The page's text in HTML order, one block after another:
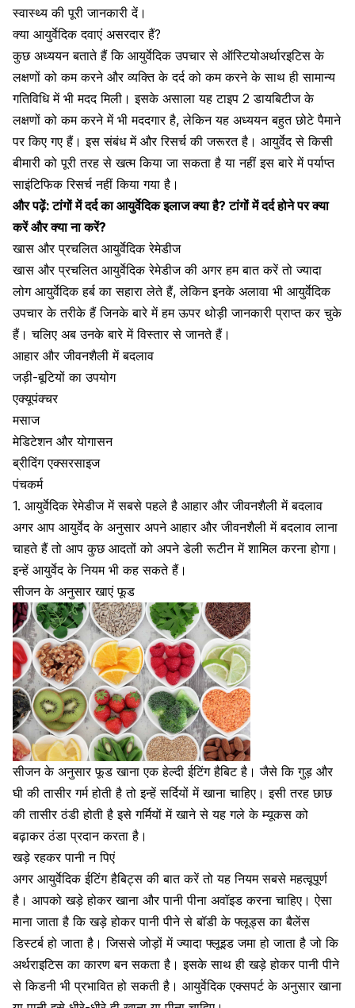
स्वास्थ्य की पूरी जानकारी दें।
क्या आयुर्वेदिक दवाएं असरदार हैं?
कुछ अध्ययन बताते हैं कि आयुर्वेदिक उपचार से ऑस्टियोअर्थारइटिस के
लक्षणों को कम करने और व्यक्ति के दर्द को कम करने के साथ ही सामान्य
गतिविधि में भी मदद मिली। इसके असाला यह टाइप 2 डायबिटीज के
लक्षणों को कम करने में भी मददगार है, लेकिन यह अध्ययन बहुत छोटे पैमाने
पर किए गए हैं। इस संबंध में और रिसर्च की जरूरत है। आयुर्वेद से किसी
बीमारी को पूरी तरह से खत्म किया जा सकता है या नहीं इस बारे में पर्याप्त
साइंटिफिक रिसर्च नहीं किया गया है।
और पढ़ें:टांगों में दर्द का आयुर्वेदिक इलाज क्या है? टांगों में दर्द होने पर क्या
करें और क्या ना करें?
खास और प्रचलित आयुर्वेदिक रेमेडीज
खास और प्रचलित आयुर्वेदिक रेमेडीज की अगर हम बात करें तो ज्यादा
लोग आयुर्वेदिक हर्ब का सहारा लेते हैं, लेकिन इनके अलावा भी आयुर्वेदिक
उपचार के तरीके हैं जिनके बारे में हम ऊपर थोड़ी जानकारी प्राप्त कर चुके
हैं। चलिए अब उनके बारे में विस्तार से जानते हैं।
आहार और जीवनशैली में बदलाव
जड़ी-बूटियों का उपयोग
एक्यूपंक्चर
मसाज
मेडिटेशन और योगासन
ब्रीदिंग एक्सरसाइज
पंचकर्म
1. आयुर्वेदिक रेमेडीज में सबसे पहले है आहार और जीवनशैली में बदलाव
अगर आप आयुर्वेद के अनुसार अपने आहार और जीवनशैली में बदलाव लाना
चाहते हैं तो आप कुछ आदतों को अपने डेली रूटीन में शामिल करना होगा।
इन्हें आयुर्वेद के नियम भी कह सकते हैं।
सीजन के अनुसार खाएं फूड
सीजन के अनुसार फूड खाना एक हेल्दी ईटिंग हैबिट है। जैसे कि गुड़ और
घी की तासीर गर्म होती है तो इन्हें सर्दियों में खाना चाहिए। इसी तरह छाछ
की तासीर ठंडी होती है इसे गर्मियों में खाने से यह गले के म्यूकस को
बढ़ाकर ठंडा प्रदान करता है।
खड़े रहकर पानी न पिएं
अगर आयुर्वेदिक ईटिंग हैबिट्स की बात करें तो यह नियम सबसे महत्वूपूर्ण
है। आपको खड़े होकर खाना और पानी पीना अवॉइड करना चाहिए। ऐसा
माना जाता है कि खड़े होकर पानी पीने से बॉडी के फ्लूड्स का बैलेंस
डिस्टर्ब हो जाता है। जिससे जोड़ों में ज्यादा फ्लूइड जमा हो जाता है जो कि
अर्थराइटिस का कारण बन सकता है। इसके साथ ही खड़े होकर पानी पीने
से किडनी भी प्रभावित हो सकती है। आयुर्वेदिक एक्सपर्ट के अनुसार खाना